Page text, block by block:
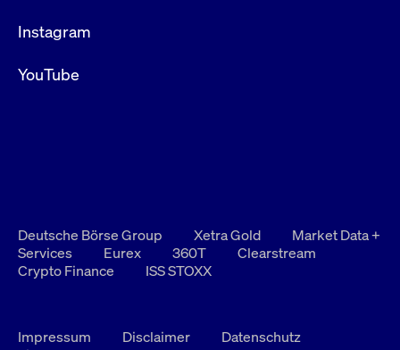
Instagram
YouTube
Deutsche Börse Group Xetra Gold
Market Data +
Services
Eurex 360T
Clearstream
Crypto Finance
ISS STOXX
Impressum Disclaimer
Datenschutz